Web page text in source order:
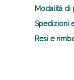
Modalità di
Spedizioni
Resi e